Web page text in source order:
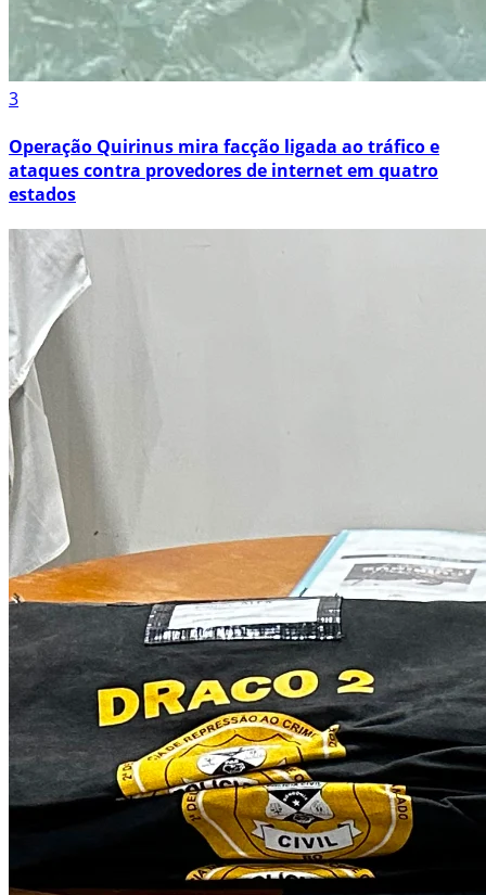
3
Operação Quirinus mira facção ligada ao tráfico e
ataques contra provedores de internet em quatro
estados